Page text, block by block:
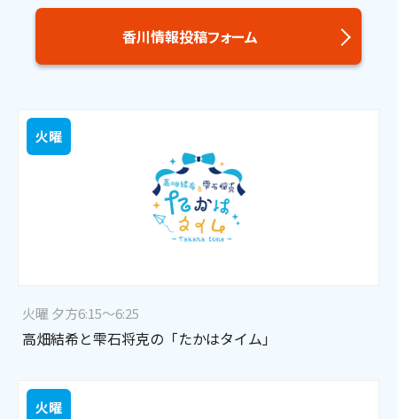
香川情報投稿フォーム
火曜
火曜 夕方6:15～6:25
高畑結希と雫石将克の「たかはタイム」
火曜